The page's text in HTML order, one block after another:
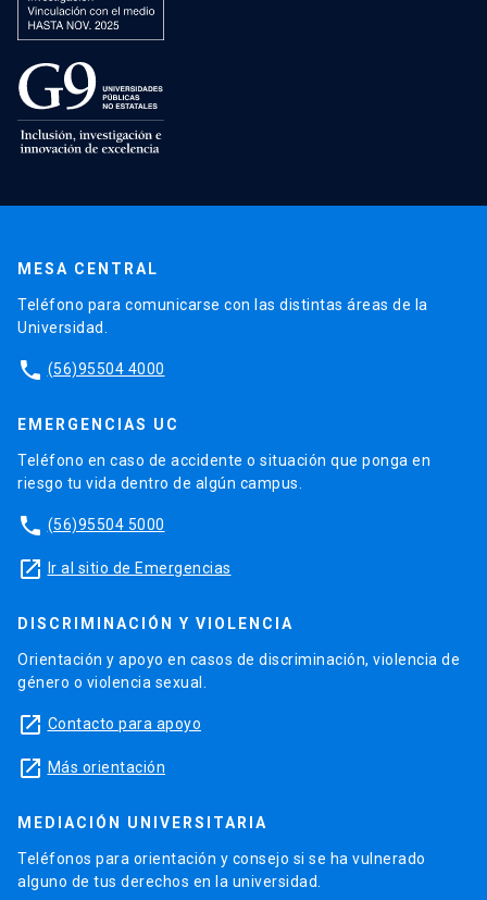
MESA CENTRAL
Teléfono para comunicarse con las distintas áreas de la
Universidad.
phone (56)95504 4000
EMERGENCIAS UC
Teléfono en caso de accidente o situación que ponga en
riesgo tu vida dentro de algún campus.
phone (56)95504 5000
launch Ir al sitio de Emergencias
DISCRIMINACIÓN Y VIOLENCIA
Orientación y apoyo en casos de discriminación, violencia de
género o violencia sexual.
launch Contacto para apoyo
launch Más orientación
MEDIACIÓN UNIVERSITARIA
Teléfonos para orientación y consejo si se ha vulnerado
alguno de tus derechos en la universidad.